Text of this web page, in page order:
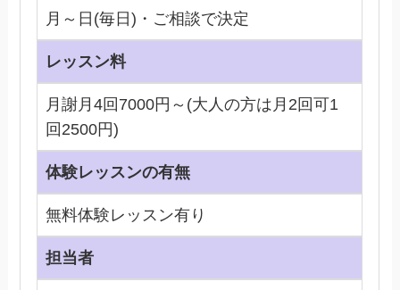
月～日(毎日)・ご相談で決定
レッスン料
月謝月4回7000円～(大人の方は月2回可1
回2500円)
体験レッスンの有無
無料体験レッスン有り
担当者